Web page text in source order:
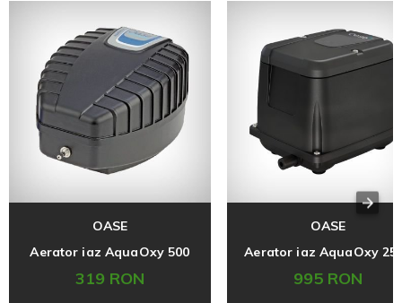
OASE
Aerator iaz AquaOxy 500
319 RON
OASE
Aerator iaz AquaOxy
995 RON